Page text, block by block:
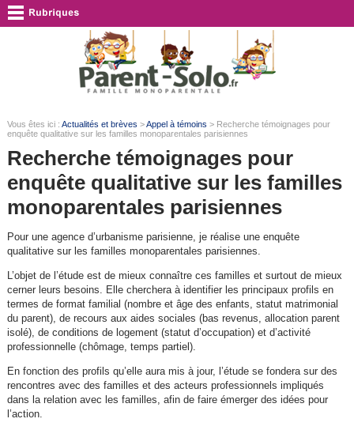
Vous êtes ici : Actualités et brèves >Appel à témoins > Recherche témoignages pour
enquête qualitative sur les familles monoparentales parisiennes
Recherche témoignages pour
enquête qualitative sur les familles
monoparentales parisiennes
Pour une agence d’urbanisme parisienne, je réalise une enquête
qualitative sur les familles monoparentales parisiennes.
L’objet de l’étude est de mieux connaître ces familles et surtout de mieux
cerner leurs besoins. Elle cherchera à identifier les principaux profils en
termes de format familial (nombre et âge des enfants, statut matrimonial
du parent), de recours aux aides sociales (bas revenus, allocation parent
isolé), de conditions de logement (statut d’occupation) et d’activité
professionnelle (chômage, temps partiel).
En fonction des profils qu’elle aura mis à jour, l’étude se fondera sur des
rencontres avec des familles et des acteurs professionnels impliqués
dans la relation avec les familles, afin de faire émerger des idées pour
l’action.